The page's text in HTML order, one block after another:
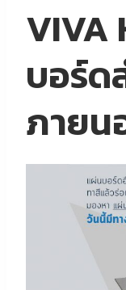
VIVA
บอร์ด
ภายน